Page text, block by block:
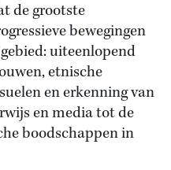
de grootste
bewegingen
uiteenlopend
etnische
en erkenning van
en media tot de
boodschappen in